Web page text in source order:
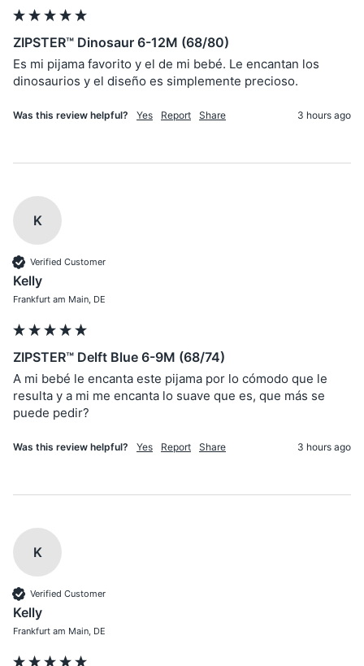
ZIPSTER™ Dinosaur 6-12M (68/80)
Es mi pijama favorito y el de mi bebé. Le encantan los
dinosaurios y el diseño es simplemente precioso.
Was this review helpful? Yes Report Share 3 hours ago
K
Verified Customer
Kelly
Frankfurt am Main, DE
ZIPSTER™ Delft Blue 6-9M (68/74)
A mi bebé le encanta este pijama por lo cómodo que le
resulta y a mi me encanta lo suave que es, que más se
puede pedir?
Was this review helpful? Yes Report Share 3 hours ago
K
Verified Customer
Kelly
Frankfurt am Main, DE